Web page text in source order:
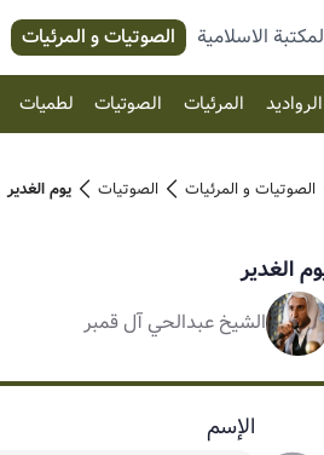
الاسلامية الصوتیات و المرئیات
الرواديد المرئیات الصوتیات لطميات
الصوتیات و المرئیات الصوتیات يوم الغدير
الغدير
الشيخ عبدالحي آل قمبر
الإسم